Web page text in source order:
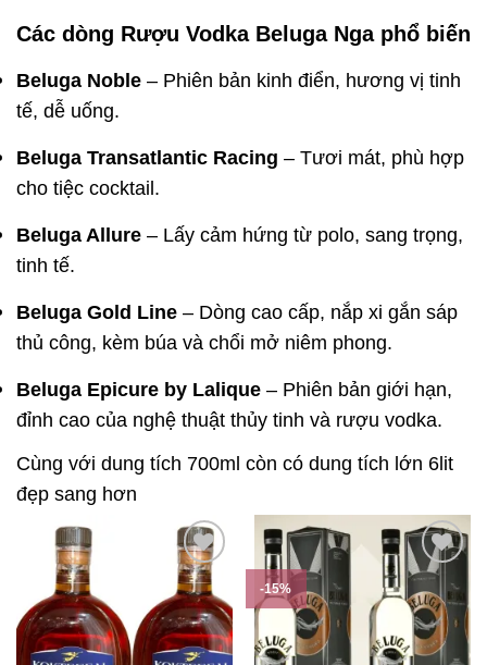
Các dòng Rượu Vodka Beluga Ngaphổ biến
Beluga Noble – Phiên bản kinh điển, hương vị tinh
tế, dễ uống.
Beluga Transatlantic Racing – Tươi mát, phù hợp
cho tiệc cocktail.
Beluga Allure – Lấy cảm hứng từ polo, sang trọng,
tinh tế.
Beluga Gold Line – Dòng cao cấp, nắp xi gắn sáp
thủ công, kèm búa và chổi mở niêm phong.
Beluga Epicure by Lalique – Phiên bản giới hạn,
đỉnh cao của nghệ thuật thủy tinh và rượu vodka.
Cùng với dung tích 700ml còn có dung tích lớn 6lit
đẹp sang hơn
-15%